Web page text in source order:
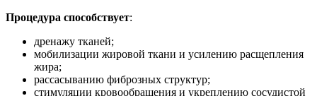
Процедура способствует:
дренажу тканей;
мобилизации жировой ткани и усилению расщепления
жира;
рассасыванию фиброзных структур;
стимуляции кровообращения и укреплению сосудистой